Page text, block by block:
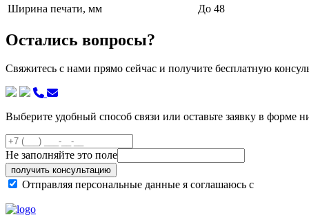
Ширина печати, мм
До 48
Остались вопросы?
Свяжитесь с нами прямо сейчас и получите бесплатную
Выберите удобный способ связи или оставьте заявку в форме
Не заполняйте это поле
получить консультацию
Отправляя персональные данные я соглашаюсь с